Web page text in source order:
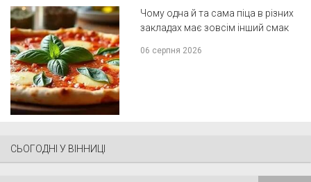
Чому одна й та сама піца в різних
закладах має зовсім інший смак
06 серпня 2026
СЬОГОДНІ У ВІННИЦІ